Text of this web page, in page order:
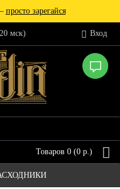
просто зарегайся
мск) Вход
Товаров 0 (0 р.)